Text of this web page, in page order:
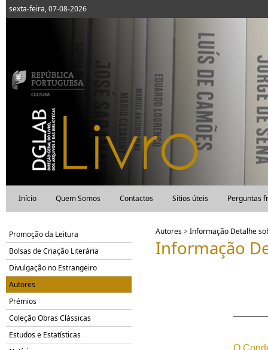
sexta-feira, 07-08-2026
Início Quem Somos Contactos Sítios úteis Perguntas
Promoção da Leitura
Bolsas de Criação Literária
Divulgação no Estrangeiro
Autores
Prémios
Coleção Obras Clássicas
Estudos e Estatísticas
Autores>Informação Detalhe
Informação
O